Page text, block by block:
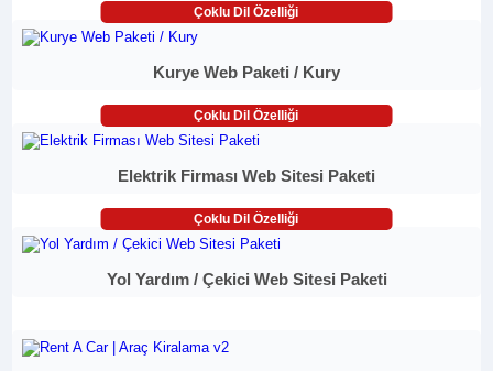
Çoklu Dil Özelliği
Kurye Web Paketi / Kury
Çoklu Dil Özelliği
Elektrik Firması Web Sitesi Paketi
Çoklu Dil Özelliği
Yol Yardım / Çekici Web Sitesi Paketi